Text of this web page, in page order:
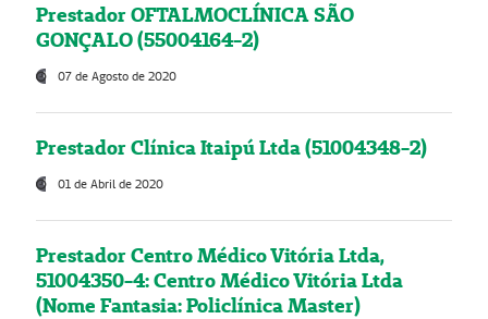
Prestador OFTALMOCLÍNICA SÃO
GONÇALO (55004164-2)
07 de Agosto de 2020
Prestador Clínica Itaipú Ltda (51004348-2)
01 de Abril de 2020
Prestador Centro Médico Vitória Ltda,
51004350-4: Centro Médico Vitória Ltda
(Nome Fantasia: Policlínica Master)